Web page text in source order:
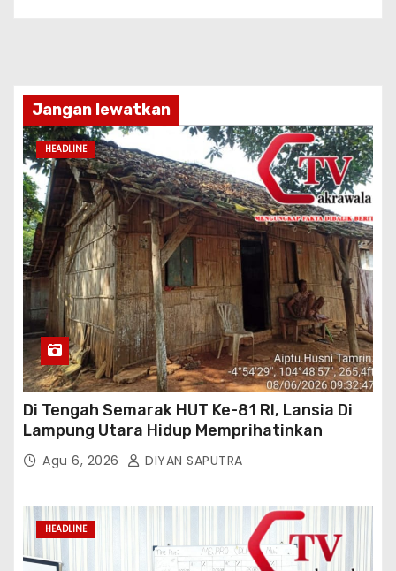
Jangan lewatkan
HEADLINE
Di Tengah Semarak HUT Ke-81 RI, Lansia Di
Lampung Utara Hidup Memprihatinkan
Agu 6, 2026 DIYAN SAPUTRA
HEADLINE